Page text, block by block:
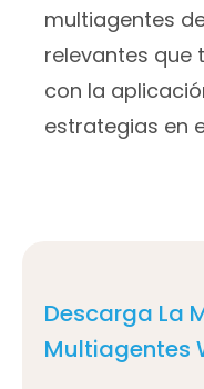
multiagentes
relevantes que
con la
estrategias en
Descarga La
Multiagentes